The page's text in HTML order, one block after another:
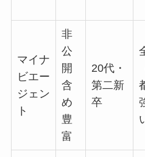
マイナ
ビエー
ジェン
ト
非
公
開
含
め
豊
富
20代・
第二新
卒